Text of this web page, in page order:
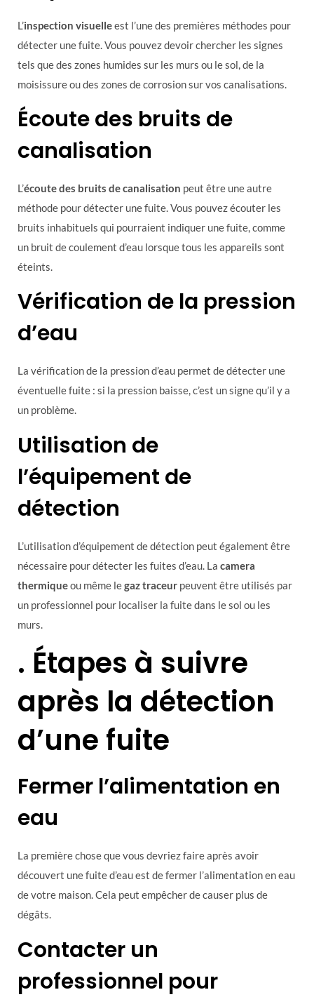
L’inspection visuelleest l’une des premières méthodes pour
détecter une fuite. Vous pouvez devoir chercher les signes
tels que des zones humides sur les murs ou le sol, de la
moisissure ou des zones de corrosion sur vos canalisations.
Écoute des bruits de
canalisation
L’écoute des bruits de canalisation peut être une autre
méthode pour détecter une fuite. Vous pouvez écouter les
bruits inhabituels qui pourraient indiquer une fuite, comme
un bruit de coulement d’eau lorsque tous les appareils sont
éteints.
Vérification de la pression
d’eau
La vérification de la pression d’eau permet de détecter une
éventuelle fuite : si la pression baisse, c’est un signe qu’il y a
un problème.
Utilisation de
l’équipement de
détection
L’utilisation d’équipement de détection peut également être
nécessaire pour détecter les fuites d’eau. La camera
thermiqueou même legaz traceur peuvent être utilisés par
un professionnel pour localiser la fuite dans le sol ou les
murs.
. Étapes à suivre
après la détection
d’une fuite
Fermer l’alimentation en
eau
La première chose que vous devriez faire après avoir
découvert une fuite d’eau est de fermer l’alimentation en eau
de votre maison. Cela peut empêcher de causer plus de
dégâts.
Contacter un
professionnel pour